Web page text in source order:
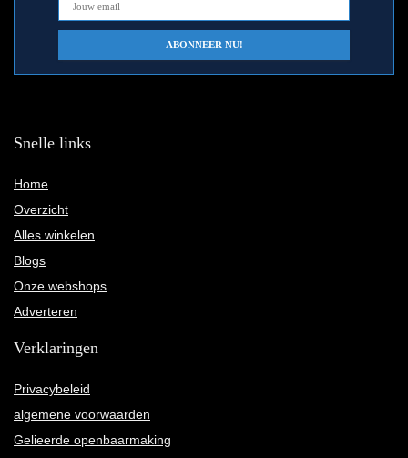
Snelle links
Home
Overzicht
Alles winkelen
Blogs
Onze webshops
Adverteren
Verklaringen
Privacybeleid
algemene voorwaarden
Gelieerde openbaarmaking